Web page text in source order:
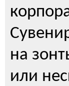
на
или